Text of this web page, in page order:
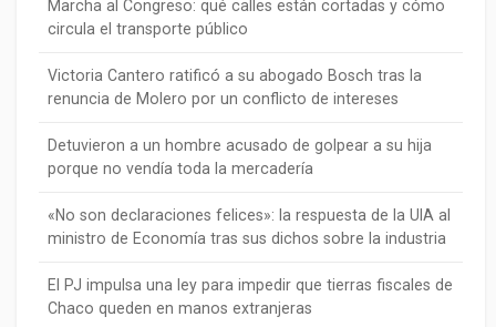
Marcha al Congreso: qué calles están cortadas y cómo
circula el transporte público
Victoria Cantero ratificó a su abogado Bosch tras la
renuncia de Molero por un conflicto de intereses
Detuvieron a un hombre acusado de golpear a su hija
porque no vendía toda la mercadería
«No son declaraciones felices»: la respuesta de la UIA al
ministro de Economía tras sus dichos sobre la industria
El PJ impulsa una ley para impedir que tierras fiscales de
Chaco queden en manos extranjeras